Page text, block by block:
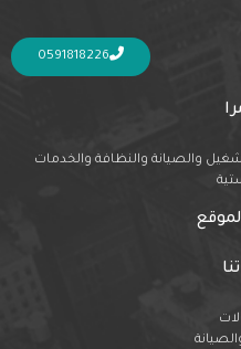
0591818226
It seems we can’t find what
والصيانة والنظافة والخدمات